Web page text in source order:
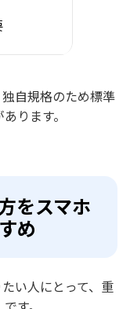
自規格のため標準
ります。
をスマホ
め
い人にとって、重